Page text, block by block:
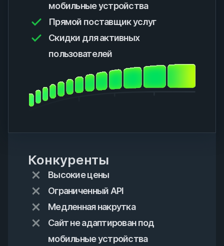
мобильные устройства
Прямой поставщик услуг
Скидки для активных
пользователей
Конкуренты
Высокие цены
Ограниченный API
Медленная накрутка
Сайт не адаптирован под
мобильные устройства